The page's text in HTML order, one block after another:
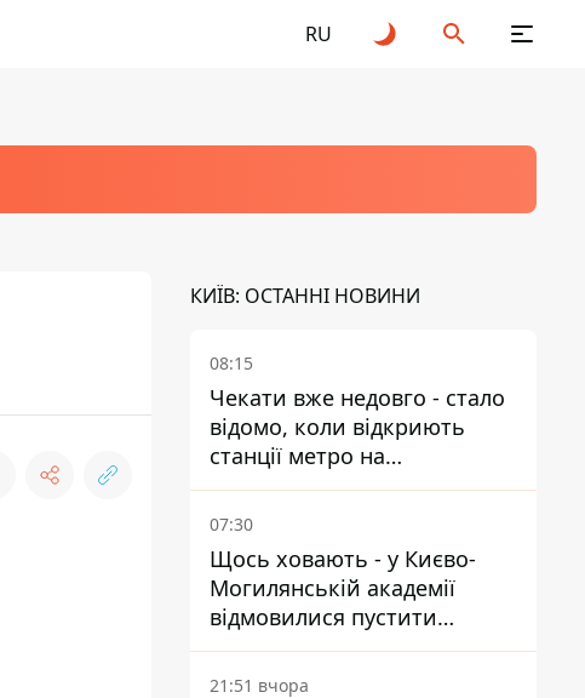
RU
КИЇВ: ОСТАННІ НОВИНИ
08:15
Чекати вже недовго - стало
відомо, коли відкриють
станції метро на
Виноградарі
07:30
Щось ховають - у Києво-
Могилянській академії
відмовилися пустити
комісію з охорони пам'яток
на територію
21:51 вчора